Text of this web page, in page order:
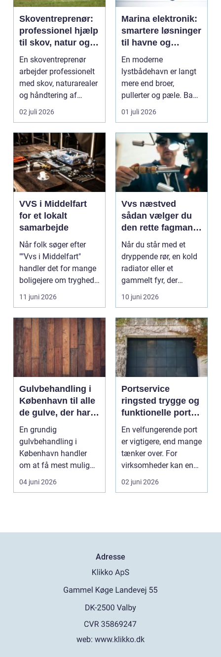
Skoventreprenør:
professionel hjælp
til skov, natur og
træopgaver
En skoventreprenør
arbejder professionelt
med skov, naturarealer
og håndtering af
tr&ae...
02 juli 2026
Marina elektronik:
smartere løsninger
til havne og
bådejere
En moderne
lystbådehavn er langt
mere end broer,
pullerter og pæle. Bag
kulissen ligger et net af
01 juli 2026
VVS i Middelfart
for et lokalt
samarbejde
Når folk søger efter
""Vvs i Middelfart"
handler det for mange
boligejere om tryghed i
...
11 juni 2026
Vvs næstved
sådan vælger du
den rette fagmand
til vand, varme og
energi
Når du står med et
dryppende rør, en kold
radiator eller et
gammelt fyr, der
synger på sidste vers,
10 juni 2026
Gulvbehandling i
København til alle
de gulve, der har
brug for
førstehjælp
En grundig
gulvbehandling i
København handler
om at få mest mulig
kvalitet og levetid u...
04 juni 2026
Portservice
ringsted trygge og
funktionelle porte i
hverdagen
En velfungerende port
er vigtigere, end mange
tænker over. For
virksomheder kan en
defekt port betyd...
02 juni 2026
Adresse
web: www.klikko.dk